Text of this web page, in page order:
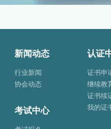
新闻动态
行业新闻
协会动态
考试中心
认证
证书申
继续教
证书续
我的证